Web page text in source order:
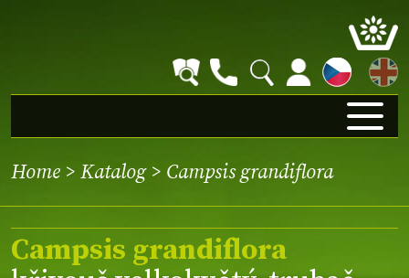
EN
Home > Katalog> Campsis grandiflora
Campsis grandiflora